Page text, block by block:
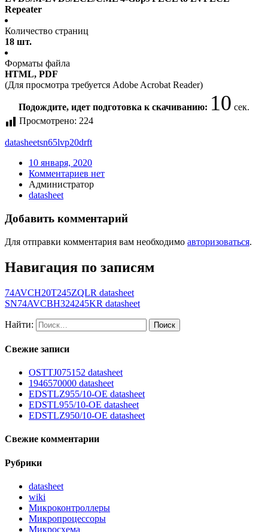
Repeater
Количество страниц
18 шт.
Форматы файла
HTML, PDF
(Для просмотра требуется Adobe Acrobat Reader)
Подождите, идет подготовка к скачиванию: 10 сек.
Просмотрено: 224
datasheetsn65lvp20drft
10 января, 2020
Комментариев нет
Администратор
datasheet
Добавить комментарий
Для отправки комментария вам необходимо авторизоваться.
Навигация по записям
74AVCH20T245ZQLR datasheet
SN74AVCBH324245KR datasheet
Найти:
Свежие записи
OSTTJ075152 datasheet
1946570000 datasheet
EDSTLZ955/10-OE datasheet
EDSTL955/10-OE datasheet
EDSTLZ950/10-OE datasheet
Свежие комментарии
Рубрики
datasheet
wiki
Микроконтроллеры
Микропроцессоры
Микросхема